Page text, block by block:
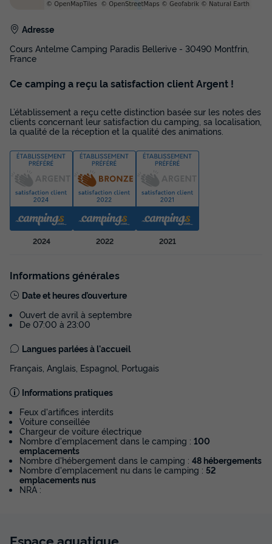
TENTE TOILE ET BOIS 4 personnes - Les Muguets - 4
du19/09/2026au26/09/2026
Meilleur prix pour 7 nuits
Modifier les dates
208 €
200 €
Prix de comparaison
Voir les disponibilités
MOBILHOME 6 personnes - Les Lavandes -
2 chambres avec climatisation
23m²
Adultes
6
Terrasse couverte Climatisation
Animaux autorisés *
Lit bébé
Cafetière
Adresse
Cours Antelme Camping Paradis Bellerive - 30490 Montfrin,
France
Ce camping a reçu la satisfaction client Argent !
L’établissement a reçu cette distinction basée sur les notes des
clients concernant leur satisfaction du camping, sa localisation,
la qualité de la réception et la qualité des animations.
2024 2022 2021
Informations générales
Date et heures d’ouverture
Ouvert de avril à septembre
De 07:00 à 23:00
Langues parlées à l'accueil
Français, Anglais, Espagnol, Portugais
Informations pratiques
Feux d'artifices interdits
Voiture conseillée
Chargeur de voiture électrique
Nombre d'emplacement dans le camping : 100
emplacements
Nombre d'hébergement dans le camping : 48 hébergements
Nombre d'emplacement nu dans le camping : 52
emplacements nus
NRA :
Espace aquatique